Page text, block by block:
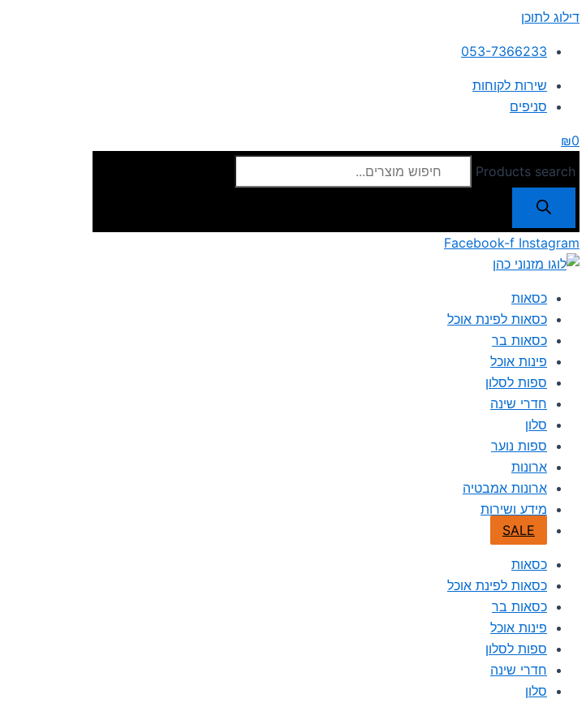
דילוג לתוכן
053-7366233
שירות לקוחות
סניפים
₪0
Products search
Facebook-f Instagram
כסאות
כסאות לפינת אוכל
כסאות בר
פינות אוכל
ספות לסלון
חדרי שינה
סלון
ספות נוער
ארונות
ארונות אמבטיה
מידע ושירות
SALE
כסאות
כסאות לפינת אוכל
כסאות בר
פינות אוכל
ספות לסלון
חדרי שינה
סלון